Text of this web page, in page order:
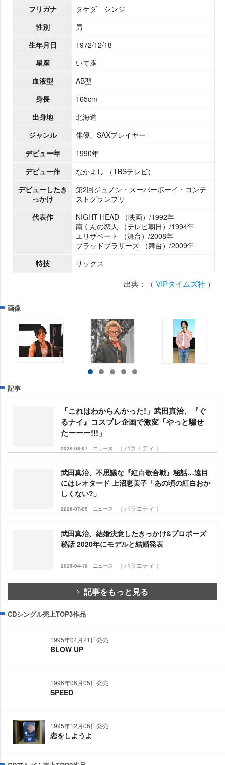
フリガナ
タケダ シンジ
性別
男
生年月日
1972/12/18
星座
いて座
血液型
AB型
身長
165cm
出身地
北海道
ジャンル
俳優、SAXプレイヤー
デビュー年
1990年
デビュー作
なかよし （TBSテレビ）
デビューしたき
っかけ
第2回ジュノン・スーパーボーイ・コンテ
ストグランプリ
代表作
NIGHT HEAD （映画）/1992年
南くんの恋人 （テレビ朝日）/1994年
エリザベート （舞台）/2008年
ブラッドブラザーズ （舞台）/2009年
特技
サックス
出典：（ VIPタイムズ社 ）
画像
記事
「これはわからんかった!」武田真治、『ぐ
るナイ』コスプレ企画で激変「やっと騙せ
たーーー!!!」
2026-08-07 ニュース ｜バラエティ｜
武田真治、不思議な『紅白歌合戦』秘話…遠目
にはレオタード 上沼恵美子「あの頃の紅白おか
しくない?」
2026-07-05 ニュース ｜バラエティ｜
武田真治、結婚決意したきっかけ&プロポーズ
秘話 2020年にモデルと結婚発表
2026-04-18 ニュース ｜バラエティ｜
記事をもっと見る
CDシングル売上TOP3作品
1995年04月21日発売
BLOW UP
1996年06月05日発売
SPEED
1995年12月06日発売
恋をしようよ